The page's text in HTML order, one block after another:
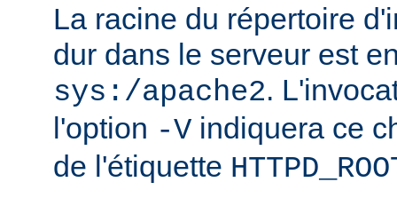
La racine du répertoire
dur dans le serveur est
sys:/apache2.
l'option -V indiquera ce
de l'étiquette